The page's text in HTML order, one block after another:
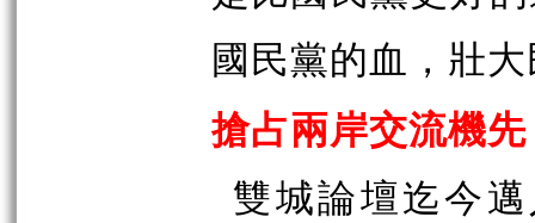
國民黨的血，壯
搶占兩岸交流機先
雙城論壇迄今